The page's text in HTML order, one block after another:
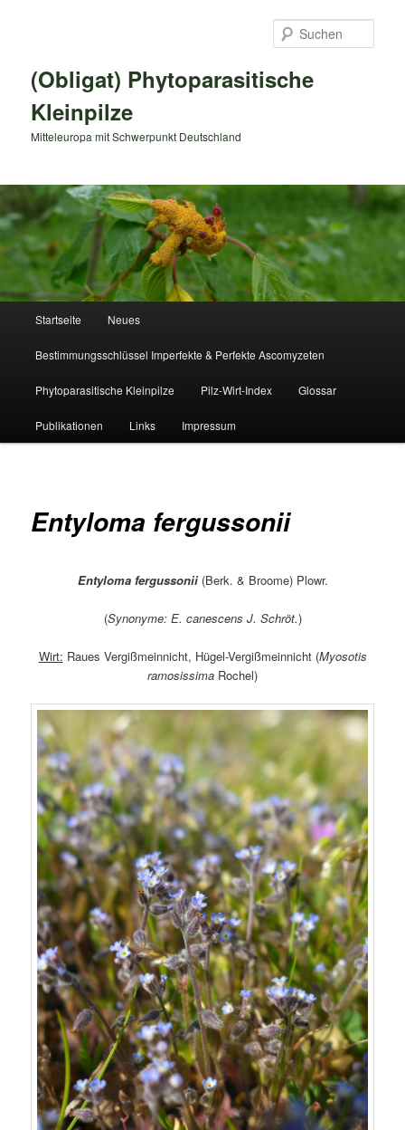
(Obligat) Phytoparasitische
Kleinpilze
Mitteleuropa mit Schwerpunkt Deutschland
Startseite Neues
Bestimmungsschlüssel Imperfekte & Perfekte Ascomyzeten
Phytoparasitische Kleinpilze Pilz-Wirt-Index Glossar
Publikationen Links Impressum
Entyloma fergussonii
Entyloma fergussonii(Berk. & Broome) Plowr.
(Synonyme: E. canescens J. Schröt.)
Wirt: Raues Vergißmeinnicht, Hügel-Vergißmeinnicht (Myosotis
ramosissima Rochel)